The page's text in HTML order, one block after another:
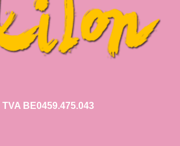
TVA BE0459.475.043